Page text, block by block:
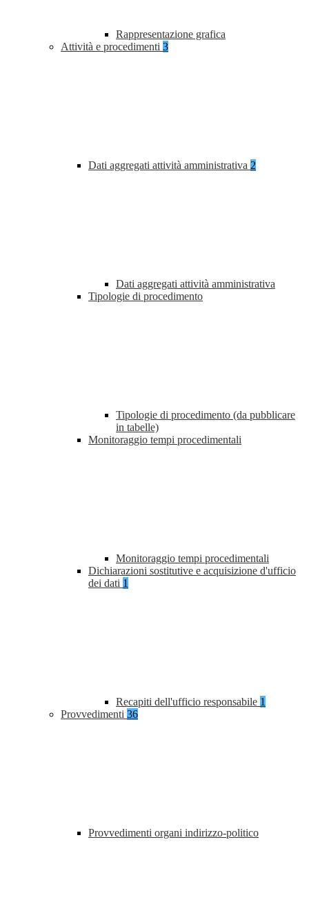
Rappresentazione grafica
Attività e procedimenti 3
Dati aggregati attività amministrativa 2
Dati aggregati attività amministrativa
Tipologie di procedimento
Tipologie di procedimento (da pubblicare
in tabelle)
Monitoraggio tempi procedimentali
Monitoraggio tempi procedimentali
Dichiarazioni sostitutive e acquisizione d'ufficio
dei dati 1
Recapiti dell'ufficio responsabile 1
Provvedimenti 36
Provvedimenti organi indirizzo-politico